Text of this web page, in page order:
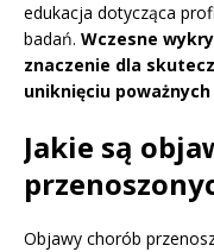
edukacja dotycząca
badań. Wczesne
znaczenie dla
uniknięciu
Jakie są
Objawy chorób